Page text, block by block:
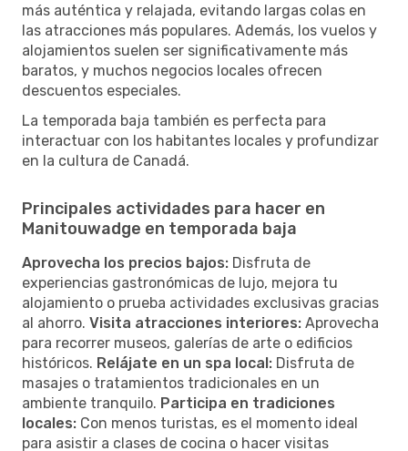
más auténtica y relajada, evitando largas colas en
las atracciones más populares. Además, los vuelos y
alojamientos suelen ser significativamente más
baratos, y muchos negocios locales ofrecen
descuentos especiales.
La temporada baja también es perfecta para
interactuar con los habitantes locales y profundizar
en la cultura de Canadá.
Principales actividades para hacer en
Manitouwadge en temporada baja
Aprovecha los precios bajos: Disfruta de
experiencias gastronómicas de lujo, mejora tu
alojamiento o prueba actividades exclusivas gracias
al ahorro. Visita atracciones interiores: Aprovecha
para recorrer museos, galerías de arte o edificios
históricos. Relájate en un spa local: Disfruta de
masajes o tratamientos tradicionales en un
ambiente tranquilo. Participa en tradiciones
locales: Con menos turistas, es el momento ideal
para asistir a clases de cocina o hacer visitas